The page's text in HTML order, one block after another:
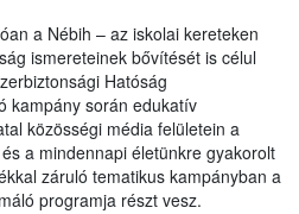
a Nébih – az iskolai kereteken
ismereteinek bővítését is célul
Hatóság
kampány során edukatív
közösségi média felületein a
a mindennapi életünkre gyakorolt
záruló tematikus kampányban a
programja részt vesz.